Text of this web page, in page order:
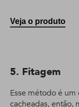
Veja o produto
5. Fitagem
Esse método é
cacheadas, então,